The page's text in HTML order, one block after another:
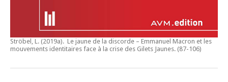
Ströbel, L. (2019a). Le jaune de la discorde – Emmanuel Macron et les
mouvements identitaires face à la crise des Gilets Jaunes. (87-106)